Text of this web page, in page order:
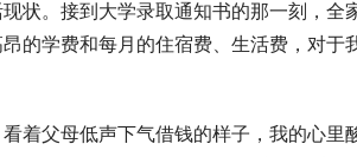
状。接到大学录取通知书的那一刻，全
的学费和每月的住宿费、生活费，对于
着父母低声下气借钱的样子，我的心里